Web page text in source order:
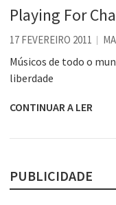
Esse tal de Rock Gaúcho
Os causos de Jorge
Voto obrigatório é
Se queres salvar o
Playing For
17 FEVEREIRO 2011
Músicos de todo o
liberdade
CONTINUAR A LER
PUBLICIDADE